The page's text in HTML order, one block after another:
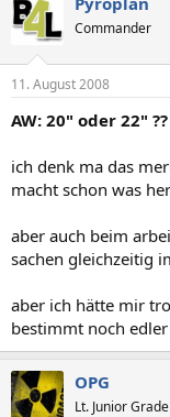
Commander
11. August 2008
AW: 20" oder 22" ??
ich denk ma das
macht schon was
aber auch beim
sachen gleichzeitig
aber ich hätte mir
bestimmt noch edler
OPG
Lt. Junior Grade